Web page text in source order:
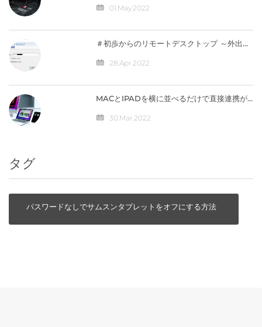
か】01.May.2022
＃初歩からのリモートデスクトップ ～外出先
28.Apr.2022
MACとIPADを横に並べるだけで直接連携が
仕組みとは？
30.Mar.2022
タグ
パスワードなしでサムスンタブレットをオフにする方法